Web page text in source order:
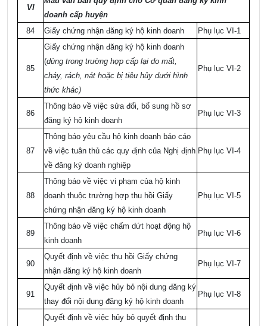
VI
doanh cấp huyện
84
Giấy chứng nhận đăng ký hộ kinh doanh Phụ lục VI-1
85
Giấy chứng nhận đăng ký hộ kinh doanh
(dùng trong trường hợp cấp lại do mất,
cháy, rách, nát hoặc bị tiêu hủy dưới hình
thức khác)
Phụ lục VI-2
86
Thông báo về việc sửa đổi, bổ sung hồ sơ
đăng ký hộ kinh doanh
Phụ lục VI-3
87
Thông báo yêu cầu hộ kinh doanh báo cáo
về việc tuân thủ các quy định của Nghị định
về đăng ký doanh nghiệp
Phụ lục VI-4
88
Thông báo về việc vi phạm của hộ kinh
doanh thuộc trường hợp thu hồi Giấy
chứng nhận đăng ký hộ kinh doanh
Phụ lục VI-5
89
Thông báo về việc chấm dứt hoạt động hộ
kinh doanh
Phụ lục VI-6
90
Quyết định về việc thu hồi Giấy chứng
nhận đăng ký hộ kinh doanh
Phụ lục VI-7
91
Quyết định về việc hủy bỏ nội dung đăng ký
thay đổi nội dung đăng ký hộ kinh doanh
Phụ lục VI-8
Quyết định về việc hủy bỏ quyết định thu